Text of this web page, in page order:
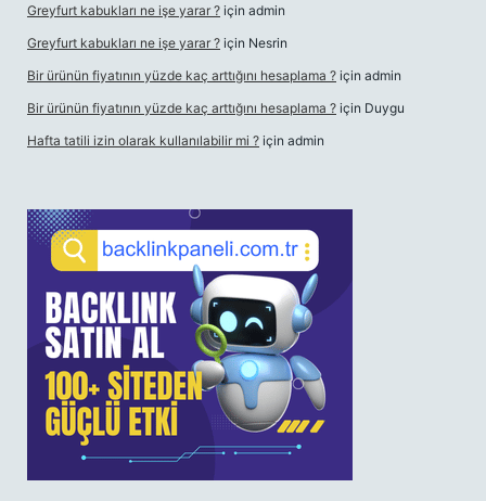
Greyfurt kabukları ne işe yarar ? için admin
Greyfurt kabukları ne işe yarar ? için Nesrin
Bir ürünün fiyatının yüzde kaç arttığını hesaplama ? için admin
Bir ürünün fiyatının yüzde kaç arttığını hesaplama ? için Duygu
Hafta tatili izin olarak kullanılabilir mi ? için admin